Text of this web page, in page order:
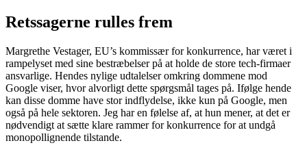
Retssagerne rulles frem
Margrethe Vestager, EU’s kommissær for konkurrence, har været i
rampelyset med sine bestræbelser på at holde de store tech-firmaer
ansvarlige. Hendes nylige udtalelser omkring dommene mod
Google viser, hvor alvorligt dette spørgsmål tages på. Ifølge hende
kan disse domme have stor indflydelse, ikke kun på Google, men
også på hele sektoren. Jeg har en følelse af, at hun mener, at det er
nødvendigt at sætte klare rammer for konkurrence for at undgå
monopollignende tilstande.